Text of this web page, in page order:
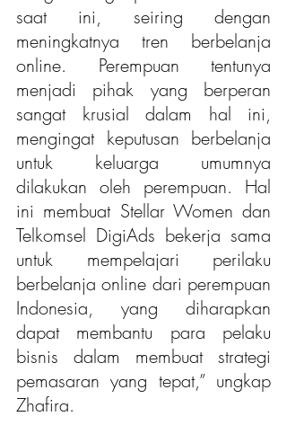
saat ini, seiring dengan
meningkatnya tren berbelanja
online. Perempuan tentunya
menjadi pihak yang berperan
sangat krusial dalam hal ini,
mengingat keputusan berbelanja
untuk keluarga umumnya
dilakukan oleh perempuan. Hal
ini membuat Stellar Women dan
Telkomsel DigiAds bekerja sama
untuk mempelajari perilaku
berbelanja online dari perempuan
Indonesia, yang diharapkan
dapat membantu para pelaku
bisnis dalam membuat strategi
pemasaran yang tepat,” ungkap
Zhafira.